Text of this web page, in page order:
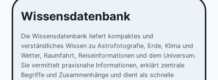
Wissensdatenbank
Die Wissensdatenbank liefert kompaktes und
verständliches Wissen zu Astrofotografie, Erde, Klima und
Wetter, Raumfahrt, Reiseinformationen und dem Universum.
Sie vermittelt praxisnahe Informationen, erklärt zentrale
Begriffe und Zusammenhänge und dient als schnelle